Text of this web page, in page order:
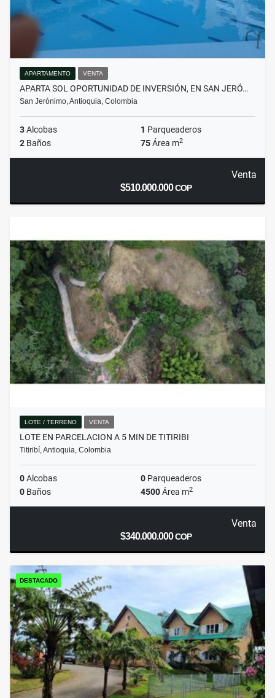
APARTAMENTO VENTA
APARTA SOL OPORTUNIDAD DE INVERSIÓN, EN SAN JERÓ…
San Jerónimo, Antioquia, Colombia
3Alcobas 1 Parqueaderos
2 Baños 75Área m2
Venta
$510.000.000COP
LOTE / TERRENO VENTA
LOTE EN PARCELACION A 5 MIN DE TITIRIBI
Titiribí, Antioquia, Colombia
0Alcobas 0 Parqueaderos
0 Baños 4500Área m2
Venta
$340.000.000COP
DESTACADO